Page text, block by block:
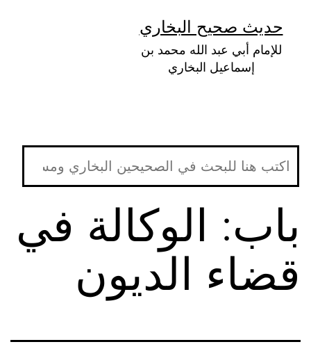
المحتوى
حديث صحيح البخاري
للإمام أبي عبد الله محمد بن
إسماعيل البخاري
باب: الوكالة في
قضاء الديون